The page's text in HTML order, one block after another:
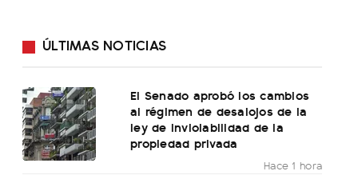
ÚLTIMAS NOTICIAS
El Senado aprobó los cambios
al régimen de desalojos de la
ley de inviolabilidad de la
propiedad privada
Hace 1 hora